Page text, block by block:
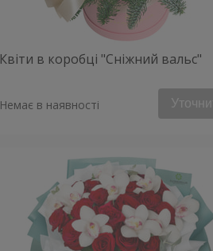
Квіти в коробці "Сніжний вальс"
Немає в наявності